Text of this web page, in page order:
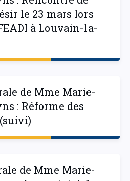
le 23 mars lors
à Louvain-la-
de Mme Marie-
: Réforme des
de Mme Marie-